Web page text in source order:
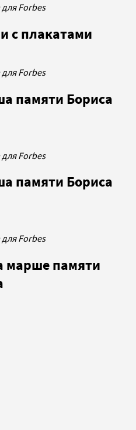
Forbes
с плакатами
Forbes
памяти Бориса
Forbes
памяти Бориса
Forbes
марше памяти